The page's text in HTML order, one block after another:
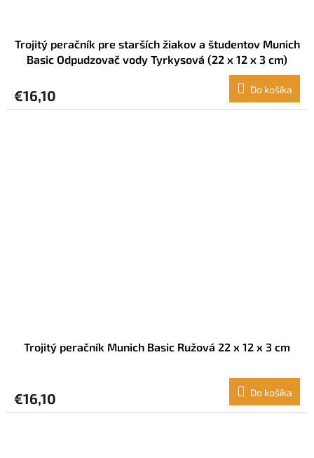
Trojitý peračník pre starších žiakov a študentov Munich
Basic Odpudzovač vody Tyrkysová (22 x 12 x 3 cm)
€16,10 Do košíka
Trojitý peračník Munich Basic Ružová 22 x 12 x 3 cm
€16,10 Do košíka